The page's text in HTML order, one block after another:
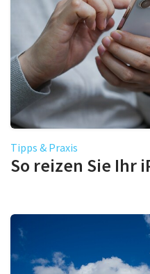
Tipps & Praxis
So reizen Sie Ihr